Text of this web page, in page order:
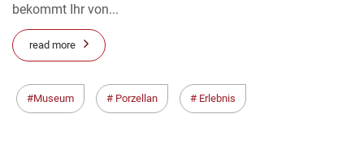
bekommt Ihr von...
read more
Museum Porzellan Erlebnis